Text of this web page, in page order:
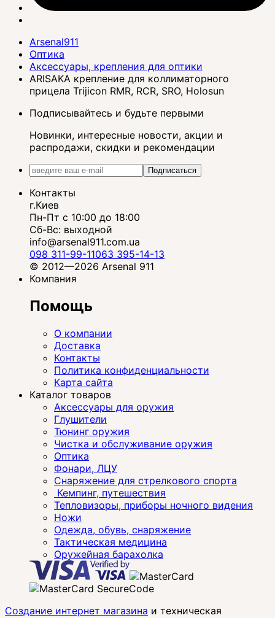
Arsenal911
Оптика
Аксессуары, крепления для оптики
ARISAKA крепление для коллиматорного
прицела Trijicon RMR, RCR, SRO, Holosun
Подписывайтесь и будьте первыми
Новинки, интересные новости, акции и
распродажи, скидки и рекомендации
Подписаться
Контакты
г.Киев
Пн-Пт с 10:00 до 18:00
Сб-Вс: выходной
info@arsenal911.com.ua
098 311-99-11063 395-14-13
© 2012—2026 Arsenal 911
Компания
Помощь
О компании
Доставка
Контакты
Политика конфиденциальности
Карта сайта
Каталог товаров
Аксессуары для оружия
Глушители
Тюнинг оружия
Чистка и обслуживание оружия
Оптика
Фонари, ЛЦУ
Снаряжение для стрелкового спорта
Кемпинг, путешествия
Тепловизоры, приборы ночного видения
Ножи
Одежда, обувь, снаряжение
Тактическая медицина
Оружейная барахолка
Создание интернет магазина и техническая